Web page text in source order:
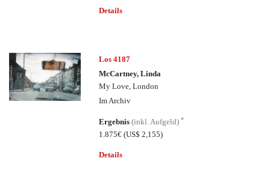
Details
Los 4187
McCartney, Linda
My Love, London
Im Archiv
Ergebnis(inkl. Aufgeld)*
1.875€(US$ 2,155)
Details